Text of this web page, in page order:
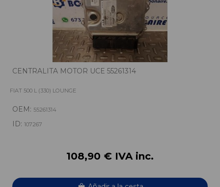
CENTRALITA MOTOR UCE 55261314
FIAT 500 L (330) LOUNGE
OEM: 55261314
ID: 107267
108,90 € IVA inc.